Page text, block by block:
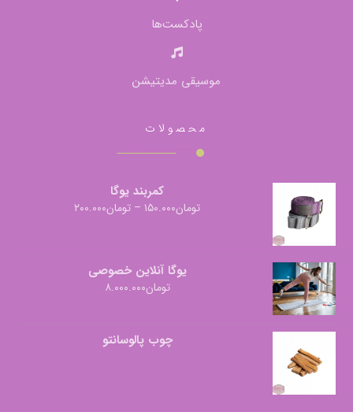
پادکست‌ها
موسیقی مدیتیشن
محصولات
کمربند یوگا
تومان۱۵۰.۰۰۰ – تومان۲۰۰.۰۰۰
یوگا آنلاین خصوصی
تومان۸.۰۰۰.۰۰۰
چوب پالوسانتو